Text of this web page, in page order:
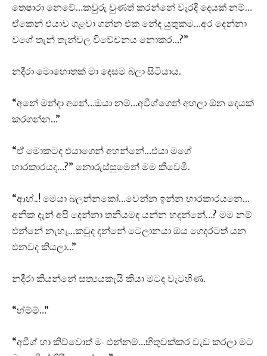
තෙෂාරා නෙවේ…කවුරු වුණත් කරන්නේ වැරදි දෙයක් නම්…
ඒකෙන් එයාව ගළවා ගන්න එක නේද යුතුකම…අර දෙන්නා
වගේ තැන් තැන්වල විවේචනය නොකර…?”
නදීරා මොහොතක් මා දෙසම බලා සිටියාය.
“අනේ මන්දා අනේ…ඔයා නම්…අවීශ්ගෙන් අහලා ඕන දෙයක්
කරගන්න…”
“ඒ මොකටද එයාගෙන් අහන්නේ…එයා මගේ
භාරකාරයද…?” නොරුස්සුමෙන් මම කීවෙමි.
“ආහ්..! මෙයා බලන්නකෝ…වෙන්න ඉන්න භාරකාරයනෙ…
අනික දැන් අපි දෙන්නා තනියමද යන්න හදන්නේ…? මම නම්
එන්නේ නැහැ…කවුද දන්නේ ටෙලානයා ඔය ගෙදරටත් යන
එනවද කියලා…”
නදීරා කියන්නේ සත්‍යයකැයි කියා මටද වැටහිණ.
“හ්ම්ම්…”
“අවීශ් හා කිව්වොත් මං එන්නම්…හිතුවක්කර වැඩ කරලා මට